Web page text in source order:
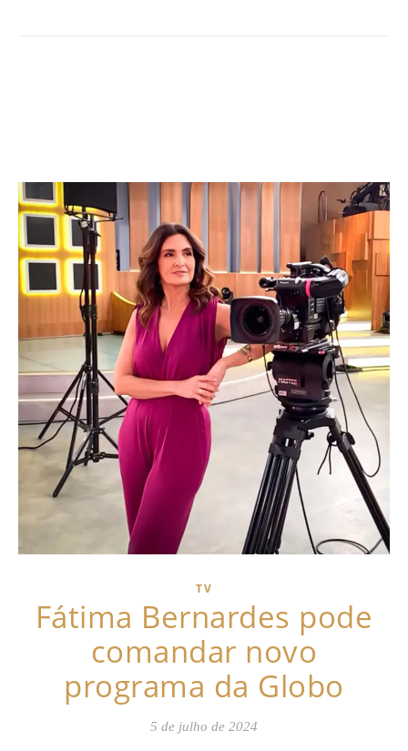
TV
Fátima Bernardes pode
comandar novo
programa da Globo
5 de julho de 2024